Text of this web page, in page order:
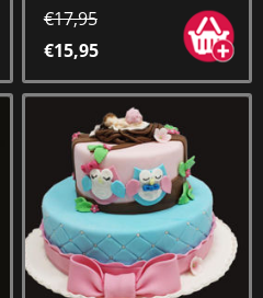
€17,95
€15,95